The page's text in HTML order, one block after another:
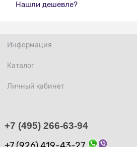
Нашли дешевле?
Информация
Каталог
Личный кабинет
+7 (495) 266-63-94